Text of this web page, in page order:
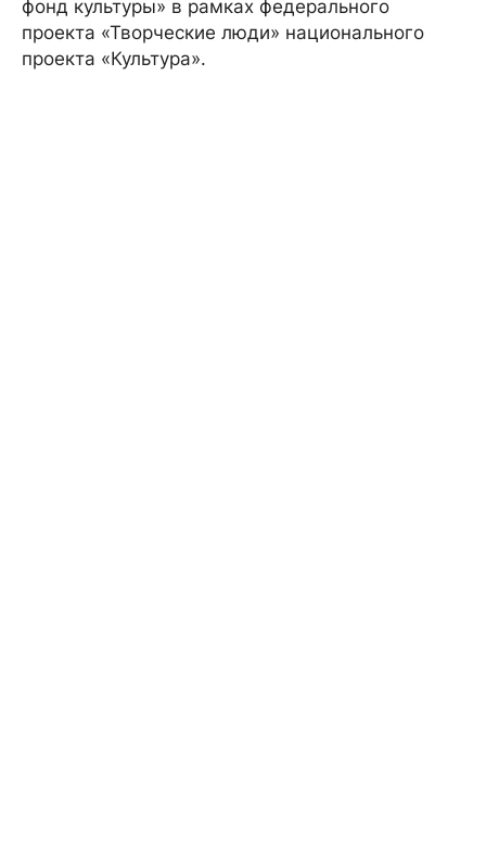
фонд культуры» в рамках федерального
проекта «Творческие люди» национального
проекта «Культура».